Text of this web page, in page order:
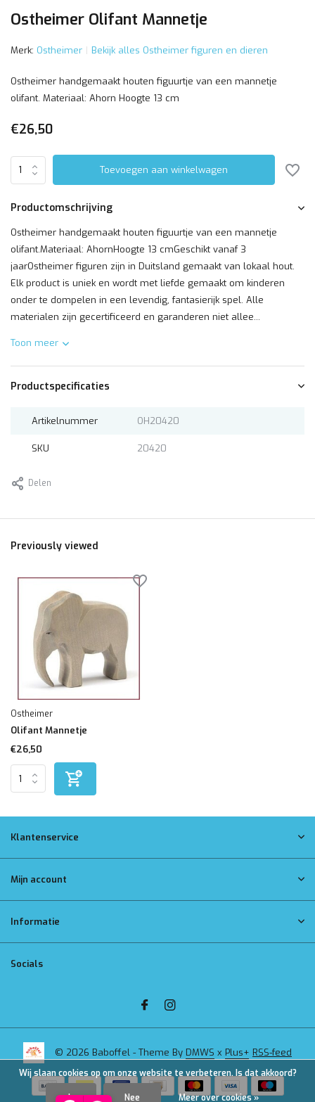
Ostheimer Olifant Mannetje
Merk: Ostheimer Bekijk alles Ostheimer figuren en dieren
Ostheimer handgemaakt houten figuurtje van een mannetje
olifant. Materiaal: Ahorn Hoogte 13 cm
€26,50
Toevoegen aan winkelwagen
Productomschrijving
Ostheimer handgemaakt houten figuurtje van een mannetje
olifant.Materiaal: AhornHoogte 13 cmGeschikt vanaf 3
jaarOstheimer figuren zijn in Duitsland gemaakt van lokaal hout.
Elk product is uniek en wordt met liefde gemaakt om kinderen
onder te dompelen in een levendig, fantasierijk spel. Alle
materialen zijn gecertificeerd en garanderen niet allee...
Toon meer
Productspecificaties
Artikelnummer OH20420
SKU 20420
Delen
Previously viewed
Ostheimer
Olifant Mannetje
€26,50
Klantenservice
Mijn account
Informatie
Socials
© 2026 Baboffel - Theme By DMWS x Plus+ RSS-feed
Wij slaan cookies op om onze website te verbeteren. Is dat akkoord?
Ja Nee Meer over cookies »